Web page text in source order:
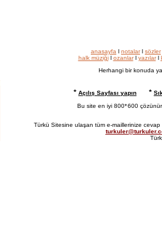
anasayfa l notalarl sözler
halk müziğil ozanlarl yazılarl
Herhangi bir konuda
* Açılış Sayfası yapın *
Bu site en iyi 800*600
Türkü Sitesine ulaşan tüm e-maillerinize cevap